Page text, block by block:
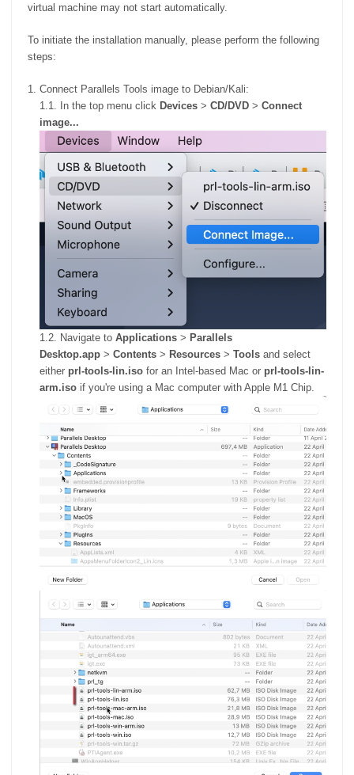
virtual machine may not start automatically.
To initiate the installation manually, please perform the following
steps:
Connect Parallels Tools image to Debian/Kali:
1.1. In the top menu click Devices > CD/DVD > Connect
image...
1.2. Navigate to Applications > Parallels
Desktop.app > Contents > Resources > Tools and select
either prl-tools-lin.iso for an Intel-based Mac or prl-tools-lin-
arm.iso if you're using a Mac computer with Apple M1 Chip.